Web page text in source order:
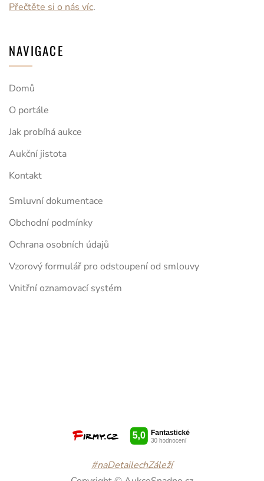
Přečtěte si o nás víc.
NAVIGACE
Domů
O portále
Jak probíhá aukce
Aukční jistota
Kontakt
Smluvní dokumentace
Obchodní podmínky
Ochrana osobních údajů
Vzorový formulář pro odstoupení od smlouvy
Vnitřní oznamovací systém
#naDetailechZáleží